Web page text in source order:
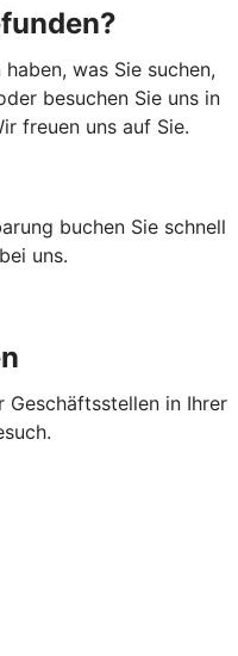
was Sie suchen,
besuchen Sie uns in
freuen uns auf Sie.
buchen Sie schnell
uns.
Geschäftsstellen in Ihrer